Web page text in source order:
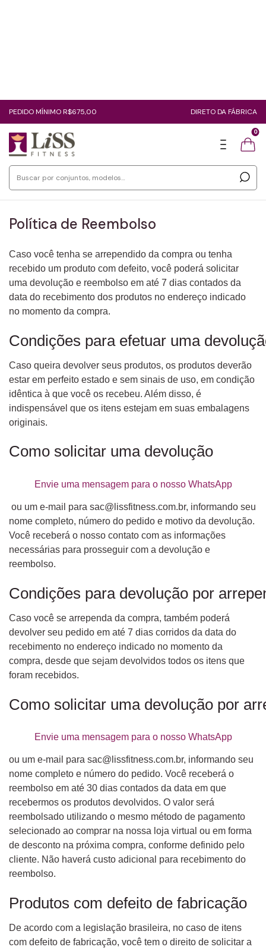
PEDIDO MÍNIMO R$675,00 DIRETO DA FÁBRICA
0
Política de Reembolso
Caso você tenha se arrependido da compra ou tenha
recebido um produto com defeito, você poderá solicitar
uma devolução e reembolso em até 7 dias contados da
data do recebimento dos produtos no endereço indicado
no momento da compra.
Condições para efetuar uma
Caso queira devolver seus produtos, os produtos deverão
estar em perfeito estado e sem sinais de uso, em condição
idêntica à que você os recebeu. Além disso, é
indispensável que os itens estejam em suas embalagens
originais.
Como solicitar uma devolução
Envie uma mensagem para o nosso WhatsApp
ou um e-mail para sac@lissfitness.com.br, informando seu
nome completo, número do pedido e motivo da devolução.
Você receberá o nosso contato com as informações
necessárias para prosseguir com a devolução e
reembolso.
Condições para devolução por
Caso você se arrependa da compra, também poderá
devolver seu pedido em até 7 dias corridos da data do
recebimento no endereço indicado no momento da
compra, desde que sejam devolvidos todos os itens que
foram recebidos.
Como solicitar uma devolução por
Envie uma mensagem para o nosso WhatsApp
ou um e-mail para sac@lissfitness.com.br, informando seu
nome completo e número do pedido. Você receberá o
reembolso em até 30 dias contados da data em que
recebermos os produtos devolvidos. O valor será
reembolsado utilizando o mesmo método de pagamento
selecionado ao comprar na nossa loja virtual ou em forma
de desconto na próxima compra, conforme definido pelo
cliente. Não haverá custo adicional para recebimento do
reembolso.
Produtos com defeito de fabricação
De acordo com a legislação brasileira, no caso de itens
com defeito de fabricação, você tem o direito de solicitar a